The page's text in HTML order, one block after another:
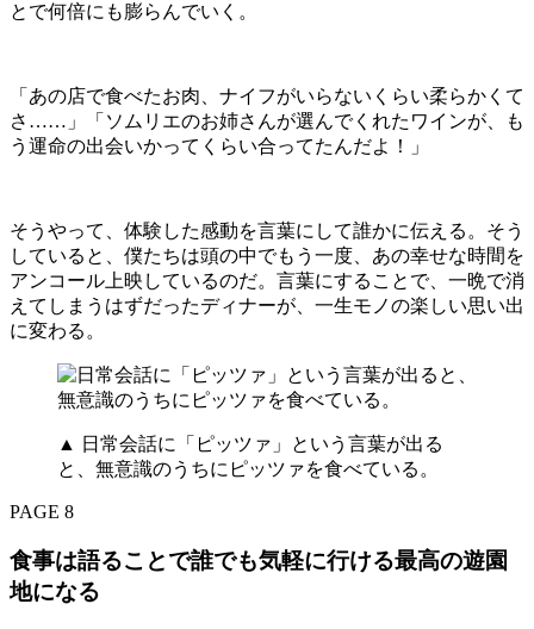
とで何倍にも膨らんでいく。
「あの店で食べたお肉、ナイフがいらないくらい柔らかくて
さ……」「ソムリエのお姉さんが選んでくれたワインが、も
う運命の出会いかってくらい合ってたんだよ！」
そうやって、体験した感動を言葉にして誰かに伝える。そう
していると、僕たちは頭の中でもう一度、あの幸せな時間を
アンコール上映しているのだ。言葉にすることで、一晩で消
えてしまうはずだったディナーが、一生モノの楽しい思い出
に変わる。
▲ 日常会話に「ピッツァ」という言葉が出る
と、無意識のうちにピッツァを食べている。
PAGE 8
食事は語ることで誰でも気軽に行ける最高の遊園
地になる